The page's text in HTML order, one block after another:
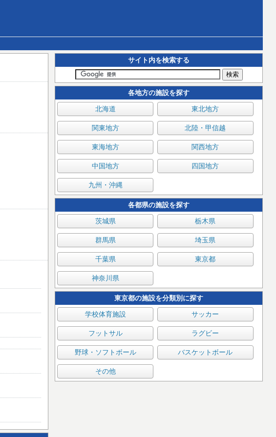
サイト内を検索する
各地方の施設を探す
北海道 東北地方
関東地方 北陸・甲信越
東海地方 関西地方
中国地方 四国地方
九州・沖縄
各都県の施設を探す
茨城県 栃木県
群馬県 埼玉県
千葉県 東京都
神奈川県
東京都の施設を分類別に探す
学校体育施設 サッカー
フットサル ラグビー
野球・ソフトボール バスケットボール
その他